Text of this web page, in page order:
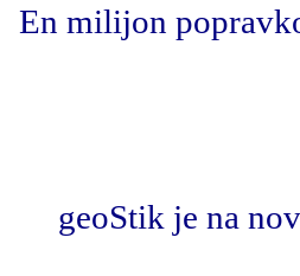
En milijon
geoStik je na